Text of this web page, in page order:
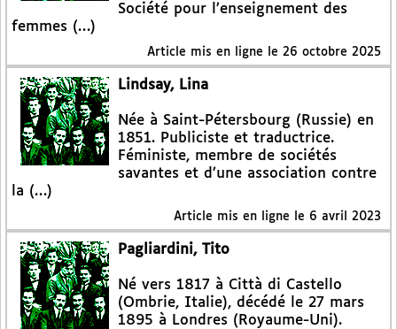
Société pour l’enseignement des
femmes (…)
Article mis en ligne le 26 octobre 2025
Lindsay, Lina
Née à Saint-Pétersbourg (Russie) en
1851. Publiciste et traductrice.
Féministe, membre de sociétés
savantes et d’une association contre
la (…)
Article mis en ligne le 6 avril 2023
Pagliardini, Tito
Né vers 1817 à Città di Castello
(Ombrie, Italie), décédé le 27 mars
1895 à Londres (Royaume-Uni).